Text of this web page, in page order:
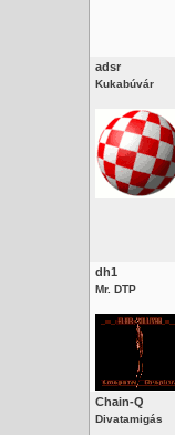
adsr
Kukabúvár
dh1
Mr. DTP
Chain-Q
Divatamigás